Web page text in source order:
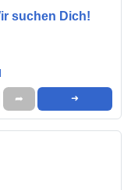
suchen Dich!
➦ ➜